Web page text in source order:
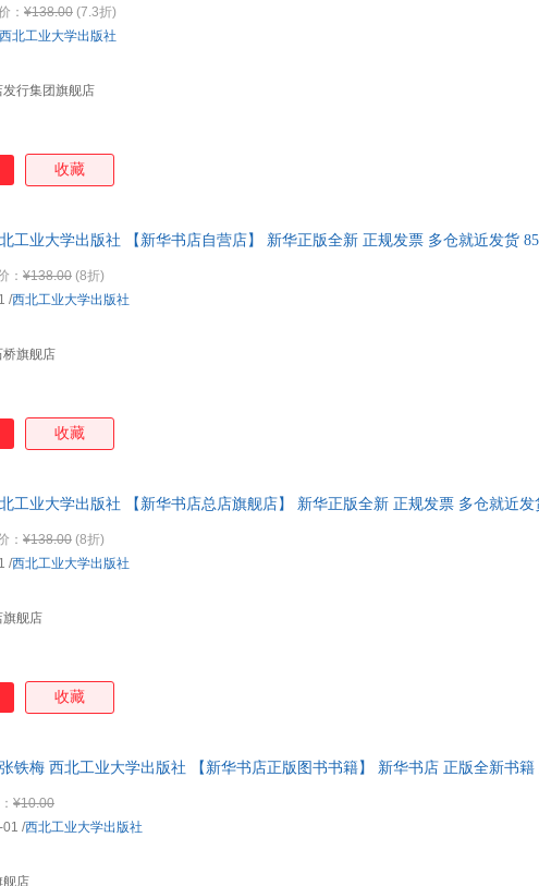
： ¥138.00 (7.3折)
行集团旗舰店
西北工业大学出版社
收藏
工业大学出版社 【新华书店自营店】 新华正版全新 正规发票 多仓就近发货
： ¥138.00 (8折)
桥旗舰店
/西北工业大学出版社
收藏
工业大学出版社 【新华书店总店旗舰店】 新华正版全新 正规发票 多仓就近发
： ¥138.00 (8折)
旗舰店
/西北工业大学出版社
收藏
铁梅 西北工业大学出版社 【新华书店正版图书书籍】 新华书店 正版全新书
¥10.00
舰店
01 /西北工业大学出版社